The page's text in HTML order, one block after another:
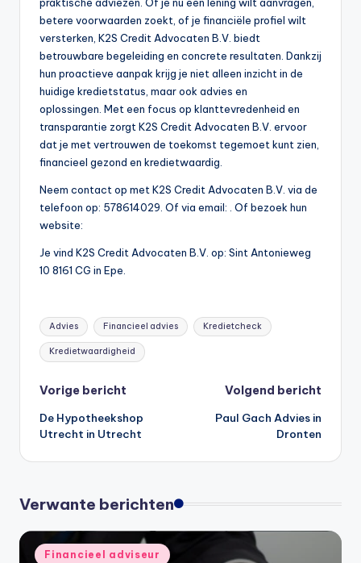
betere voorwaarden zoekt, of je financiële profiel wilt
versterken, K2S Credit Advocaten B.V. biedt
betrouwbare begeleiding en concrete resultaten. Dankzij
hun proactieve aanpak krijg je niet alleen inzicht in de
huidige kredietstatus, maar ook advies en
oplossingen. Met een focus op klanttevredenheid en
transparantie zorgt K2S Credit Advocaten B.V. ervoor
dat je met vertrouwen de toekomst tegemoet kunt zien,
financieel gezond en kredietwaardig.
Neem contact op met K2S Credit Advocaten B.V. via de
telefoon op: 578614029. Of via email:
. Of bezoek hun
website:
Je vind K2S Credit Advocaten B.V. op: Sint Antonieweg
10 8161 CG in Epe.
Tags:
Advies Financieel advies Kredietcheck
Kredietwaardigheid
Bericht
navigatie
Vorige bericht
De Hypotheekshop
Utrecht in Utrecht
Volgend bericht
Paul Gach Advies in
Dronten
Verwante berichten
Geplaatst
Financieel adviseur